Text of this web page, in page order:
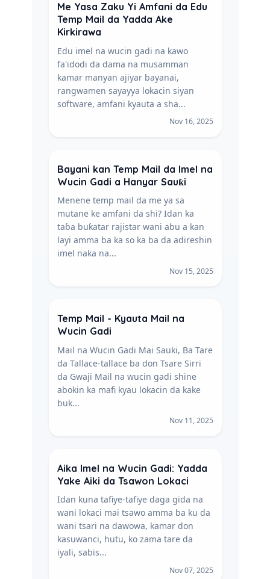
Me Yasa Zaku Yi Amfani da Edu
Temp Mail da Yadda Ake
Kirkirawa
Edu imel na wucin gadi na kawo
fa'idodi da dama na musamman
kamar manyan ajiyar bayanai,
rangwamen sayayya lokacin siyan
software, amfani kyauta a sha...
Nov 16, 2025
Bayani kan Temp Mail da Imel na
Wucin Gadi a Hanyar Sauƙi
Menene temp mail da me ya sa
mutane ke amfani da shi? Idan ka
taɓa buƙatar rajistar wani abu a kan
layi amma ba ka so ka ba da adireshin
imel naka na...
Nov 15, 2025
Temp Mail - Kyauta Mail na
Wucin Gadi
Mail na Wucin Gadi Mai Sauki, Ba Tare
da Tallace-tallace ba don Tsare Sirri
da Gwaji Mail na wucin gadi shine
abokin ka mafi kyau lokacin da kake
buk...
Nov 11, 2025
Aika Imel na Wucin Gadi: Yadda
Yake Aiki da Tsawon Lokaci
Idan kuna tafiye-tafiye daga gida na
wani lokaci mai tsawo amma ba ku da
wani tsari na dawowa, kamar don
kasuwanci, hutu, ko zama tare da
iyali, sabis...
Nov 07, 2025